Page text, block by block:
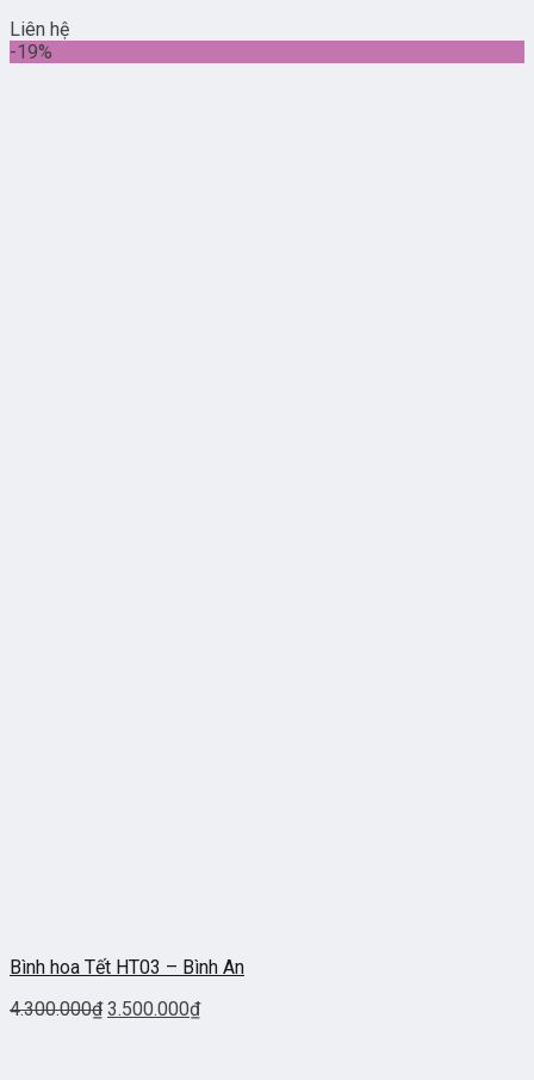
Liên hệ
-19%
Bình hoa Tết HT03 – Bình An
4.300.000₫ 3.500.000₫